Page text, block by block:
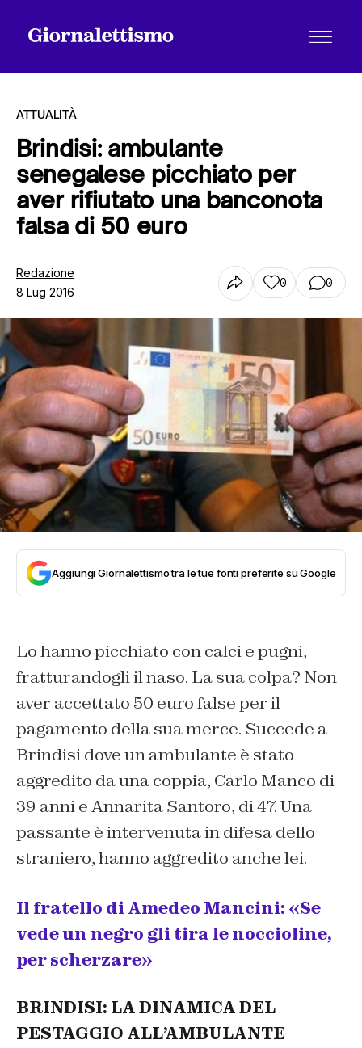
Tutti gli articoli
Contatti
ATTUALITÀ
Brindisi: ambulante
senegalese picchiato per
aver rifiutato una banconota
falsa di 50 euro
Redazione
8 Lug 2016
0 0
Aggiungi Giornalettismo tra le tue fonti preferite su Google
Lo hanno picchiato con calci e pugni,
fratturandogli il naso. La sua colpa? Non
aver accettato 50 euro false per il
pagamento della sua merce. Succede a
Brindisi dove un ambulante è stato
aggredito da una coppia, Carlo Manco di
39 anni e Annarita Santoro, di 47. Una
passante è intervenuta in difesa dello
straniero, hanno aggredito anche lei.
Il fratello di Amedeo Mancini: «Se
vede un negro gli tira le noccioline,
per scherzare»
BRINDISI: LA DINAMICA DEL
PESTAGGIO ALL’AMBULANTE